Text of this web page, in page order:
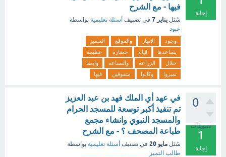
إجابة
فيها - مع الشرح
سُئل يناير 7 في تصنيف أسئلة تعليمية بواسطة
عبود
وجود الانهار والموقع
المتميز
يساعدها
قيام حضاره
عظيمه
خلال
الزراعه والصناعه
وايضا
تميزوا
وكانوا متفوقين فيها
0
تصويتات
1
إجابة
في عهد أي الملك فهد بن عبد العزيز
تم تنفيذ أكبر توسعة للمسجد الحرام
والمسجد النبوي وانشاء مجمع
طباعة المصحف ؟ - مع الشرح
سُئل مايو 20 في تصنيف أسئلة تعليمية بواسطة
طالب التميز